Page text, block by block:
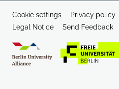
Cookie settings Privacy policy
Legal Notice
Send Feedback